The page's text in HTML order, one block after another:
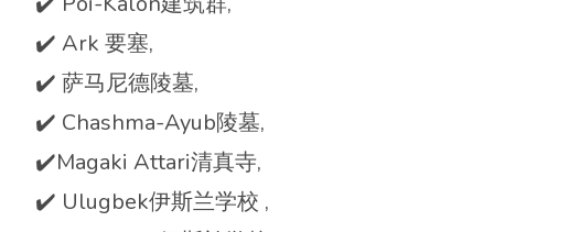
✔️ Ark 要塞,
✔️ 萨马尼德陵墓,
✔️ Chashma-Ayub陵墓,
✔️Magaki Attari清真寺,
✔️ Ulugbek伊斯兰学校 ,